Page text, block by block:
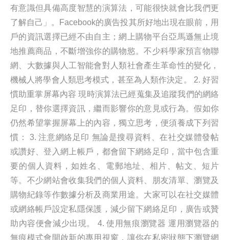
有意識但具備高度智慧的演算法，可能很快就會比我們更
了解自己」。Facebook的廣告投其所好地出現在眼前，用
戶的資訊選擇已經不由自主；網上購物平台亞馬遜無止境
地推薦商品，不斷增強你的購物慾。不少科學家預言物聯
網、大數據與人工智能會對人類社會產生革命性的變化，
機械人將學會人類思考模式，甚至為人類作決定。 2. 好習
慣助重掌屏幕內容 現時演算法已經蒐集及追蹤我們的網絡
足印，替你選擇資訊，繼而影響你的意見或行為。假如你
仍然希望掌握屏幕上的內容，獨立思考，便須養成下列習
慣： 3. 注意網絡足印 無論是搜尋資料、在社交媒體發帖
或讚好、登入網上帳戶，都會留下網絡足印，當中包含重
要的個人資料，如姓名、電郵地址、相片、帖文、短片
等。不少網站會收集我們的個人資料、朋友清單、瀏覽及
購物紀錄等作數據分析及商業用途。大家可以在社交媒體
或網絡帳戶設定私隱保護，減少留下網絡足印，廣告或贊
助內容便會減少出現。 4. 使用無痕瀏覽器 運用瀏覽器的
無痕模式會開啟新的專用視窗，讓你在私密狀態下瀏覽網